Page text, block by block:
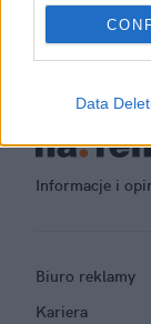
Data
Informacje i
Biuro reklamy
Kariera